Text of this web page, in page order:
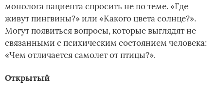
монолога пациента спросить не по теме. «Где
живут пингвины?» или «Какого цвета солнце?».
Могут появиться вопросы, которые выглядят не
связанными с психическим состоянием человека:
«Чем отличается самолет от птицы?».
Открытый